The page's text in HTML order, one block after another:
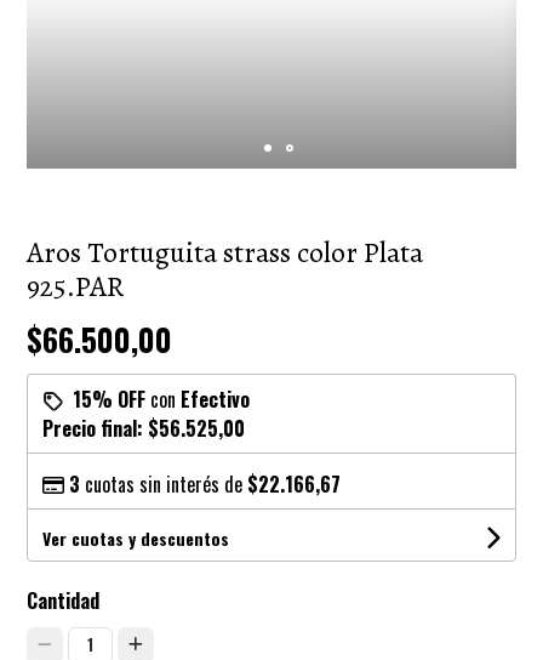
Aros Tortuguita strass color Plata
925.PAR
$66.500,00
15% OFF con Efectivo
Precio final: $56.525,00
3 cuotas sin interés de $22.166,67
Ver cuotas y descuentos
Cantidad
1